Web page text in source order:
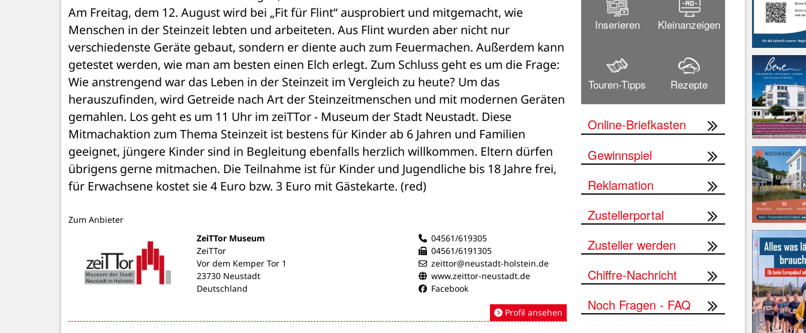
Am Freitag, dem 12. August wird bei „Fit für Flint“ ausprobiert und mitgemacht, wie
Menschen in der Steinzeit lebten und arbeiteten. Aus Flint wurden aber nicht nur
verschiedenste Geräte gebaut, sondern er diente auch zum Feuermachen. Außerdem kann
getestet werden, wie man am besten einen Elch erlegt. Zum Schluss geht es um die Frage:
Wie anstrengend war das Leben in der Steinzeit im Vergleich zu heute? Um das
herauszufinden, wird Getreide nach Art der Steinzeitmenschen und mit modernen Geräten
gemahlen. Los geht es um 11 Uhr im zeiTTor - Museum der Stadt Neustadt. Diese
Mitmachaktion zum Thema Steinzeit ist bestens für Kinder ab 6 Jahren und Familien
geeignet, jüngere Kinder sind in Begleitung ebenfalls herzlich willkommen. Eltern dürfen
übrigens gerne mitmachen. Die Teilnahme ist für Kinder und Jugendliche bis 18 Jahre frei,
für Erwachsene kostet sie 4 Euro bzw. 3 Euro mit Gästekarte. (red)
Zum Anbieter
ZeiTTor Museum
ZeiTTor
Vor dem Kemper Tor 1
23730 Neustadt
Deutschland
04561/619305
04561/6191305
zeittor@neustadt-holstein.de
www.zeittor-neustadt.de
Facebook
Profil ansehen
Inserieren Kleinanzeigen
Touren-Tipps Rezepte
Online-Briefkasten
Gewinnspiel
Reklamation
Zustellerportal
Zusteller werden
Chiffre-Nachricht
Noch Fragen - FAQ